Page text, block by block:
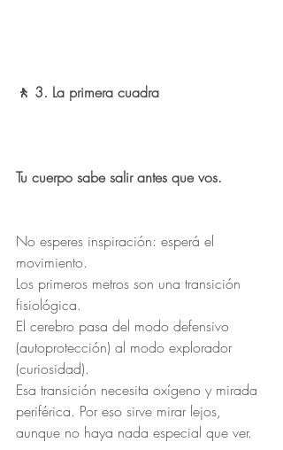
🚶 3. La primera cuadra
Tu cuerpo sabe salir antes que vos.
No esperes inspiración: esperá el
movimiento.
Los primeros metros son una transición
fisiológica.
El cerebro pasa del modo defensivo
(autoprotección) al modo explorador
(curiosidad).
Esa transición necesita oxígeno y mirada
periférica. Por eso sirve mirar lejos,
aunque no haya nada especial que ver.